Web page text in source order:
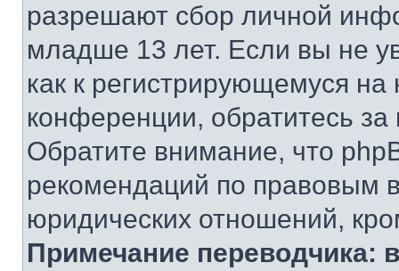
разрешают сбор личной
младше 13 лет. Если вы не
как к регистрирующемуся
конференции, обратитесь
Обратите внимание, что
рекомендаций по правовым
юридических отношений,
Примечание переводчика: